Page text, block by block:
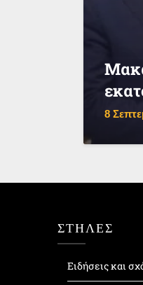
8
ΣΤΗΛΕΣ
Ειδήσεις και